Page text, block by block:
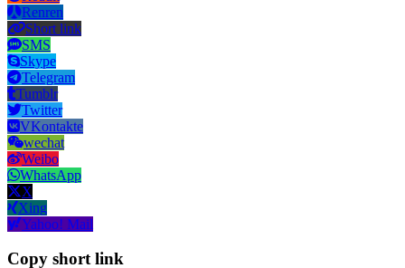
Renren
Short link
SMS
Skype
Telegram
Tumblr
Twitter
VKontakte
wechat
Weibo
WhatsApp
X
Xing
Yahoo! Mail
Copy short link